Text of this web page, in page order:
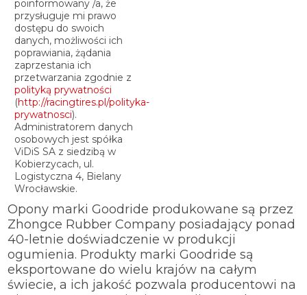
poinformowany /a, że
przysługuje mi prawo
dostępu do swoich
danych, możliwości ich
poprawiania, żądania
zaprzestania ich
przetwarzania zgodnie z
polityką prywatności
(http://racingtires.pl/polityka-
prywatnosci).
Administratorem danych
osobowych jest spółka
ViDiS SA z siedzibą w
Kobierzycach, ul.
Logistyczna 4, Bielany
Wrocławskie.
Opony marki Goodride produkowane są przez
Zhongce Rubber Company posiadający ponad
40-letnie doświadczenie w produkcji
ogumienia. Produkty marki Goodride są
eksportowane do wielu krajów na całym
świecie, a ich jakość pozwala producentowi na